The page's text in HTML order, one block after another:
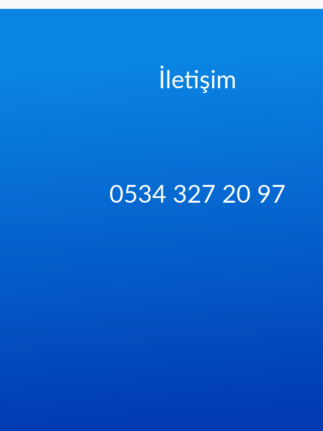
İletişim
0534 327 20 97